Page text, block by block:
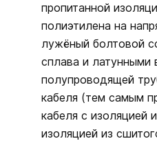
пропитанной
полиэтилена на
лужёный болтовой
сплава и латунными
полупроводящей
кабеля (тем самым
кабеля с изоляцией
изоляцией из